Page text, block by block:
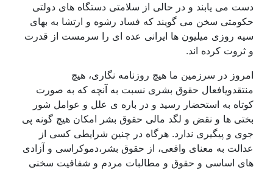
دست می یابند و در حالی از سلامتی دستگاه های دولتی
حکومتی سخن می گویند که فساد رشوه و ارتشا به بهای
سیه روزی میلیون ها ایرانی عده ای را سرمست از قدرت
و ثروت کرده اند.
امروز در سرزمین ما هیچ روزنامه نگاری، هیچ
منتقدویافعال حقوق بشری نسبت به آنچه که به صورت
کوتاه به استحضار رسید و در باره ی علل و عوامل شور
بختی ها و نقض و لگد مالی حقوق بشر امکان هیچ گونه پی
جوی و پیگیری ندارد. هرگاه در چنین شرایطی کسی از
عدالت به معنای واقعی، از حقوق بشر،دموکراسی و آزادی
های اساسی و حقوق و مطالبات مردم و شفافیت سخنی